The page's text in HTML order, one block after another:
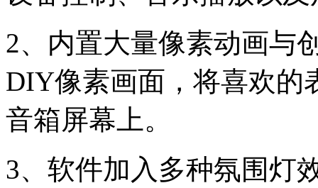
2、内置大量像素动画与
DIY像素画面，将喜欢的
音箱屏幕上。
3、软件加入多种氛围灯